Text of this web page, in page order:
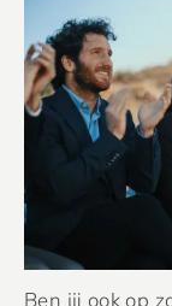
Ben jij ook op